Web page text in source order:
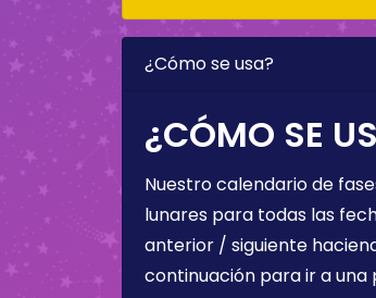
¿Cómo se usa?
¿CÓMO SE
Nuestro calendario de
lunares para todas las
anterior / siguiente
continuación para ir a una